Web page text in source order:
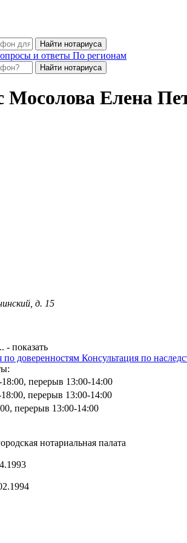
и ответы По регионам
Мосолова Елена
д. 15
- показать
по доверенностям Консультация по
перерыв 13:00-14:00
перерыв 13:00-14:00
перерыв 13:00-14:00
нотариальная палата